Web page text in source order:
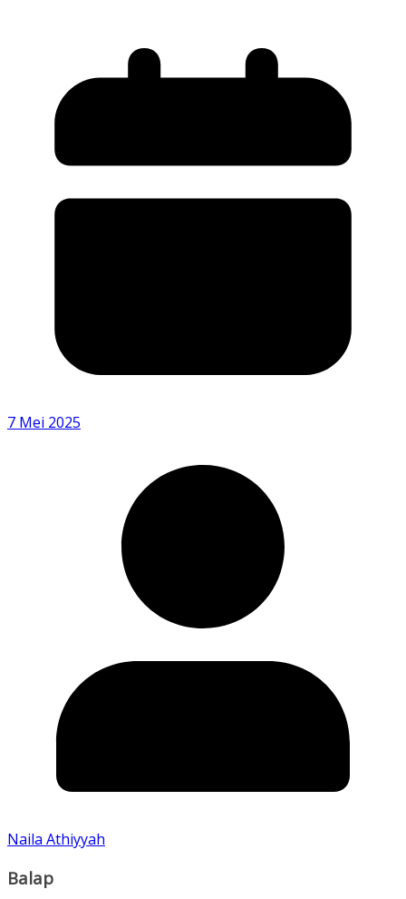
7 Mei 2025
Naila Athiyyah
Balap